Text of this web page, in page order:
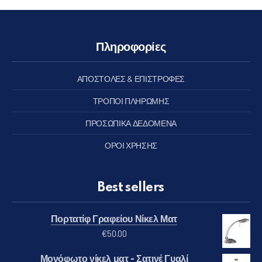
Πληροφορίες
ΑΠΟΣΤΟΛΕΣ & ΕΠΙΣΤΡΟΦΕΣ
ΤΡΟΠΟΙ ΠΛΗΡΩΜΗΣ
ΠΡΟΣΩΠΙΚΑ ΔΕΔΟΜΕΝΑ
ΟΡΟΙ ΧΡΗΣΗΣ
Best sellers
Πορτατίφ Γραφείου Νίκελ Ματ
€50.00
Μονόφωτο νίκελ ματ - Σατινέ Γυαλί